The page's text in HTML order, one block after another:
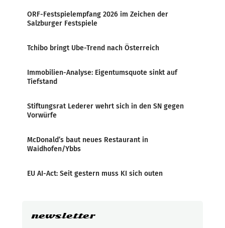
ORF-Festspielempfang 2026 im Zeichen der
Salzburger Festspiele
Tchibo bringt Ube-Trend nach Österreich
Immobilien-Analyse: Eigentumsquote sinkt auf
Tiefstand
Stiftungsrat Lederer wehrt sich in den SN gegen
Vorwürfe
McDonald’s baut neues Restaurant in
Waidhofen/Ybbs
EU AI-Act: Seit gestern muss KI sich outen
newsletter